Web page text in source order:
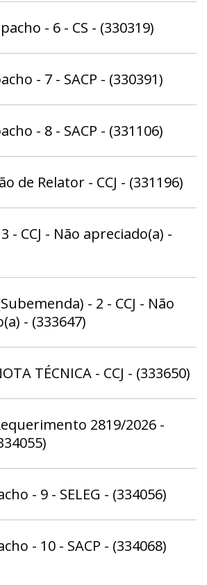
- 6 - CS - (330319)
- 7 - SACP - (330391)
- 8 - SACP - (331106)
de Relator - CCJ - (331196)
- CCJ - Não apreciado(a) -
- 2 - CCJ - Não
- (333647)
TÉCNICA - CCJ - (333650)
2819/2026 -
- 9 - SELEG - (334056)
- 10 - SACP - (334068)